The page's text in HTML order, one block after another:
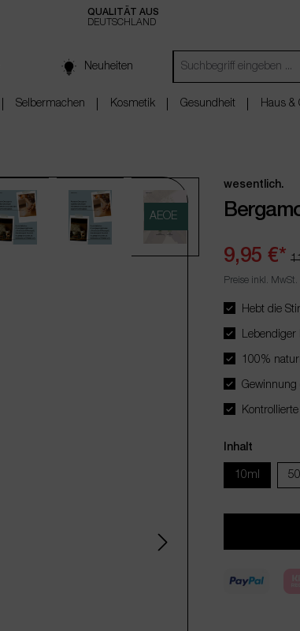
QUALITÄT AUS
DEUTSCHLAND
Neuheiten
Selbermachen Kosmetik Gesundheit Haus &
AEOE
wesentlich.
9,95 €*
Preise inkl.
Hebt die
100%
Gewinnung
Inhalt
10ml